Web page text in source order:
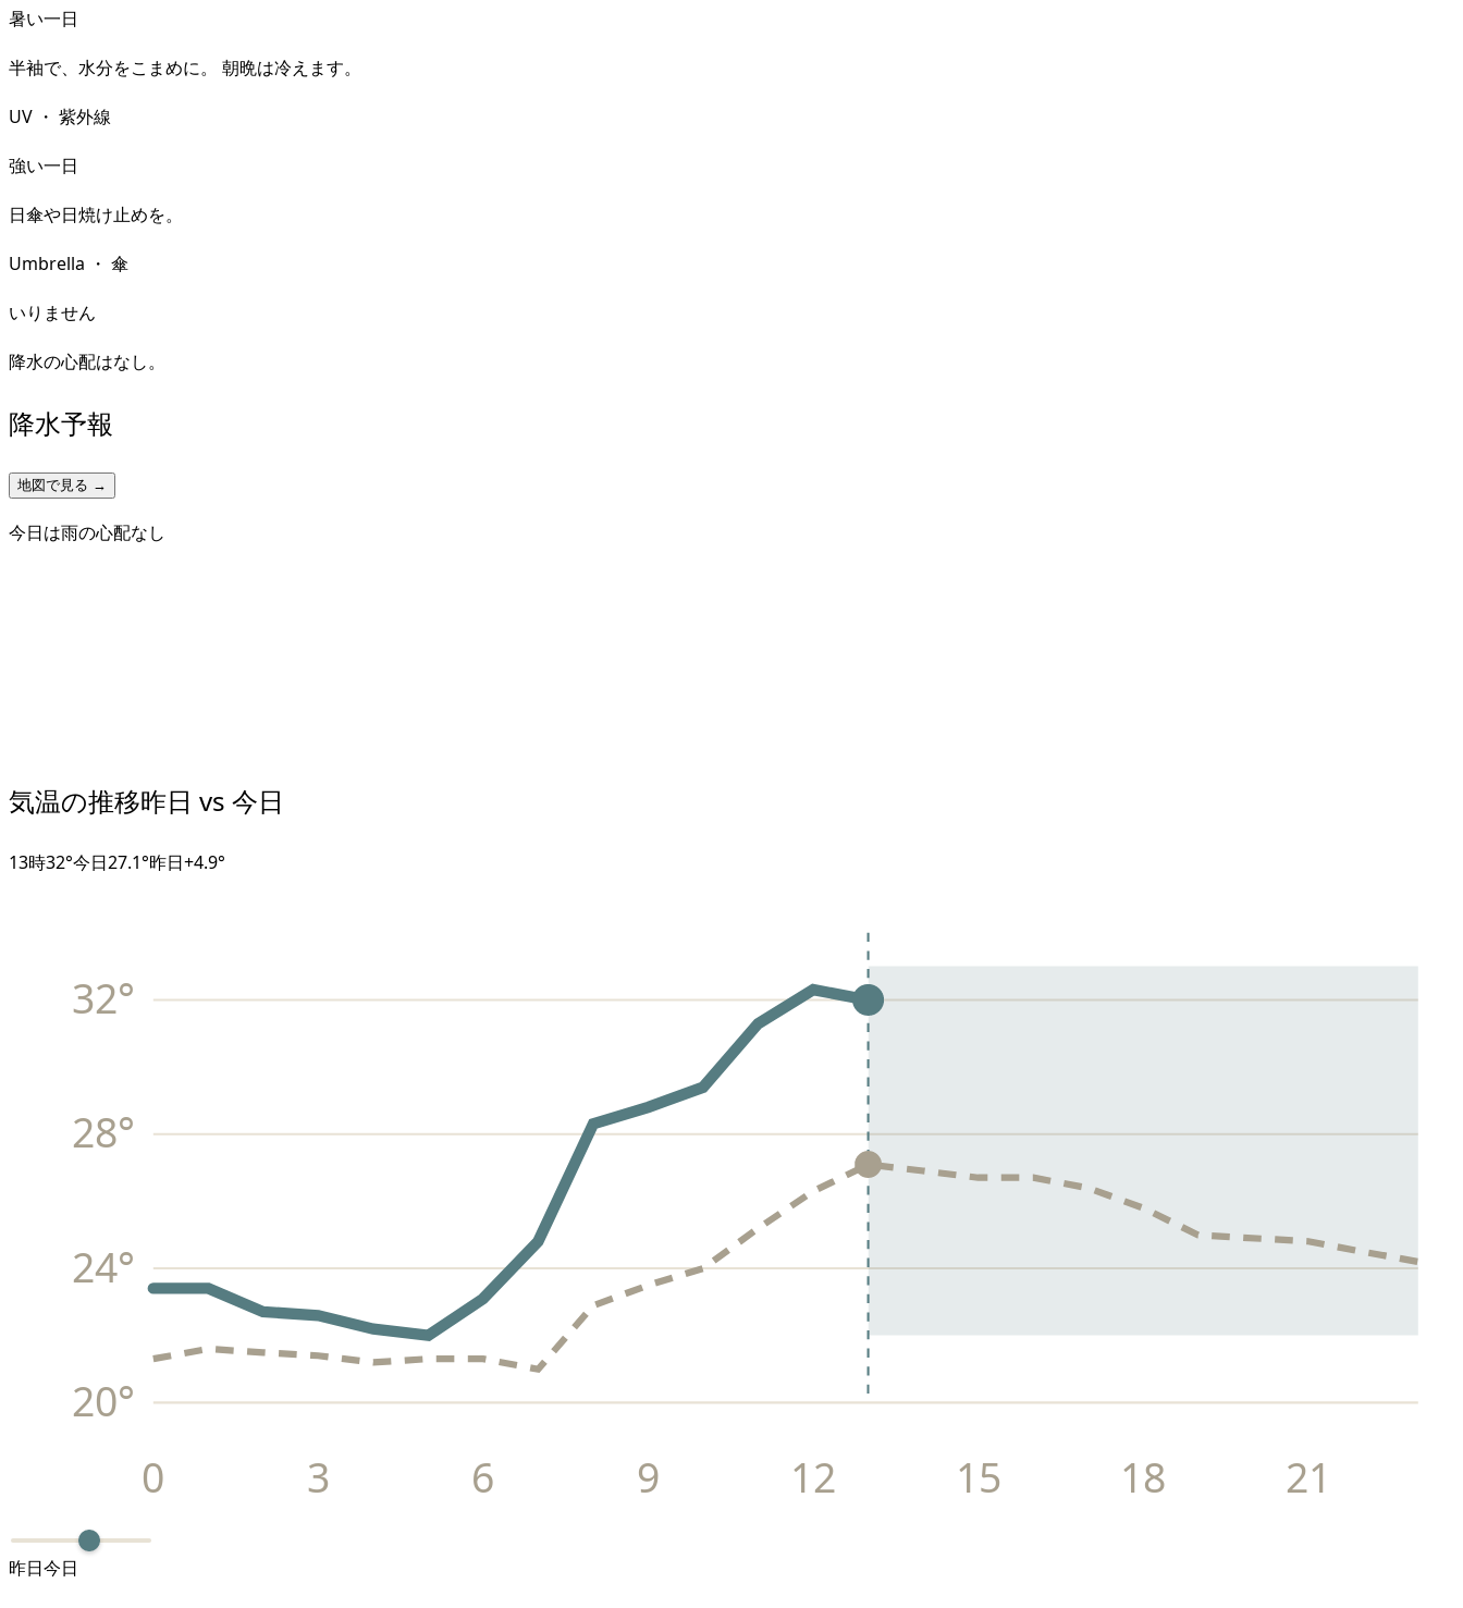
暑い一日
半袖で、水分をこまめに。 朝晩は冷えます。
UV ・ 紫外線
強い一日
日傘や日焼け止めを。
Umbrella ・ 傘
いりません
降水の心配はなし。
降水予報
地図で見る →
今日は雨の心配なし
気温の推移昨日 vs 今日
13時32°今日27.1°昨日+4.9°
20°
24°
28°
32°
0 3 6 9 12 15 18 21
昨日今日